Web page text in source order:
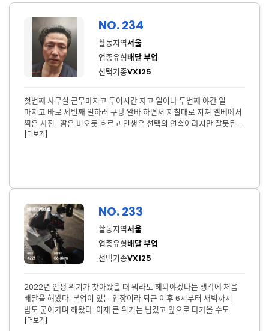
NO. 234
활동지역서울
업종유형배달 부업
선택기종VX125
첫번째 사무실 근무마치고 두어시간 자고 일어나 두번째 야간 일
마치고 바로 세번째 일하러 쿠팡 알바 하면서 지칠대로 지쳐 엘베에서
찍은 사진.. 땀은 비오듯 흐르고 인생은 선택의 연속이라지만 잘못된
선택은 아니었어도 내가 잘하지 못해서 몸과 수명을 갈아가며 쓰리잡
[더보기]
NO. 233
활동지역서울
업종유형배달 부업
선택기종VX125
2022년 인생 위기가 찾아왔을 때 뭐라도 해봐야겠다는 생각에 처음
배달을 해봤다. 본업이 있는 입장이라 퇴근 이후 6시부터 새벽까지
밥도 굶어가며 해왔다. 이제 큰 위기는 넘겼고 앞으로 다가올 수도
있는 위기에 대처하자는 마음으로 부업으로 계속하고 있다. 그래도
[더보기]